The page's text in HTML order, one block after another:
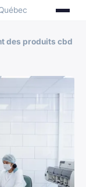
des produits cbd